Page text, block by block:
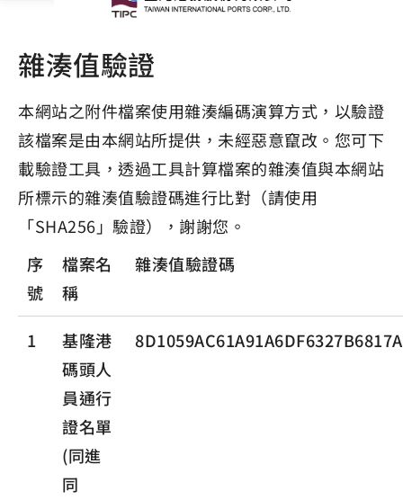
雜湊值驗證
本網站之附件檔案使用雜湊編碼演算方式，以驗證
該檔案是由本網站所提供，未經惡意竄改。您可下
載驗證工具，透過工具計算檔案的雜湊值與本網站
所標示的雜湊值驗證碼進行比對（請使用
「SHA256」驗證），謝謝您。
序
號
檔案名
稱
雜湊值驗證碼
1
基隆港
碼頭人
員通行
證名單
(同進
同